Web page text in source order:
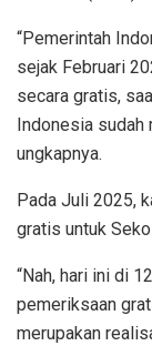
“Pemerintah
sejak Februari
secara gratis,
Indonesia sudah
ungkapnya.
Pada Juli 2025,
gratis untuk
“Nah, hari ini di
pemeriksaan
merupakan